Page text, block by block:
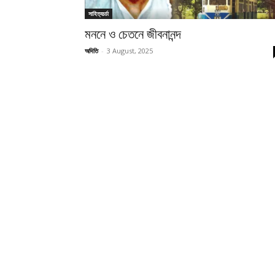
সাহিত্যচর্চা
মননে ও চেতনে জীবনানন্দ
অদিতি - 3 August, 2025